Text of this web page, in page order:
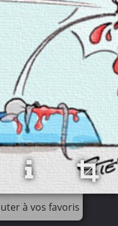
à vos favoris